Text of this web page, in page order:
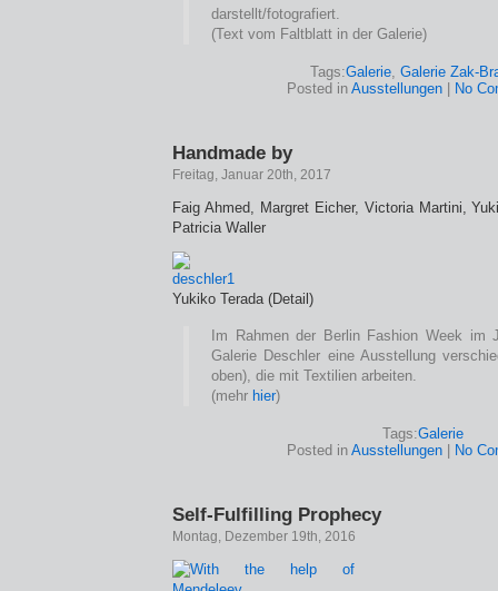
darstellt/fotografiert.
(Text vom Faltblatt in der Galerie)
Tags:Galerie, Galerie Zak-
Posted in Ausstellungen| No
Handmade by
Freitag, Januar 20th, 2017
Faig Ahmed, Margret Eicher, Victoria Martini,
Patricia Waller
Yukiko Terada (Detail)
Im Rahmen der Berlin Fashion Week im
Galerie Deschler eine Ausstellung
oben), die mit Textilien arbeiten.
(mehr hier)
Tags:Galerie
Posted in Ausstellungen| No
Self-Fulfilling Prophecy
Montag, Dezember 19th, 2016